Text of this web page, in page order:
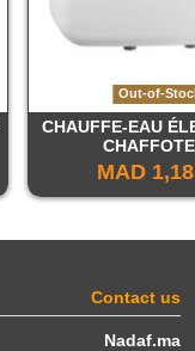
CHAUFFE-EAU
Contact us
Nadaf.ma